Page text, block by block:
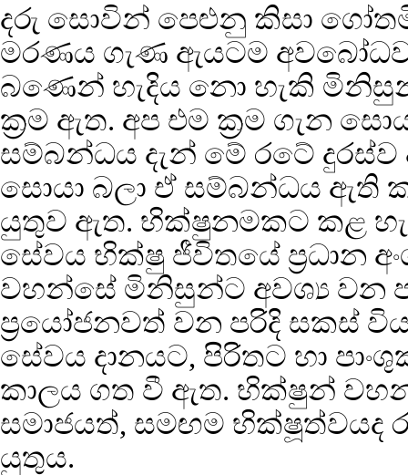
දරු සොවින් පෙළුනු කිසා
මරණය ගැණ ඇයටම
බණෙන් හැදිය නො හැකි
ක්‍රම ඇත. අප එම ක්‍රම ගැන
සම්බන්ධය දැන් මේ රටේ
සොයා බලා ඒ සම්බන්ධය ඇති
යුතුව ඇත. භික්ෂුනමකට කළ
සේවය භික්ෂු ජීවිතයේ ප්‍රධාන
වහන්සේ මිනිසුන්ට අවශ්‍ය වන
ප්‍රයෝජනවත් වන පරිදි සකස්
සේවය දානයට, පිරිතට හා
කාලය ගත වී ඇත. භික්ෂුන්
සමාජයත්, සමඟම භික්ෂූත්වයද
යුතුය.